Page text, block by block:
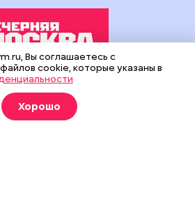
поддержке Департамента
и рекламы города Москвы.
технологии
предоставления информации
Вы соглашаетесь с
cookie, которые указаны в
Хорошо